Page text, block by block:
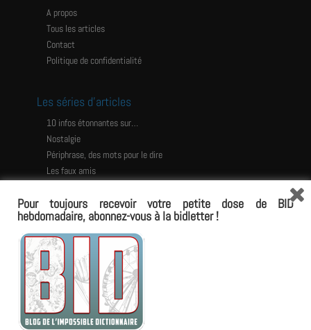
A propos
Tous les articles
Contact
Politique de confidentialité
Les séries d’articles
10 infos étonnantes sur…
Nostalgie
Périphrase, des mots pour le dire
Les faux amis
Les jeux
L’Impossible Dictionnaire
avoir le torse en tétons armés
antisliper
château d’eau
propagante
Pour toujours recevoir votre petite dose de BID
hebdomadaire, abonnez-vous à la bidletter !